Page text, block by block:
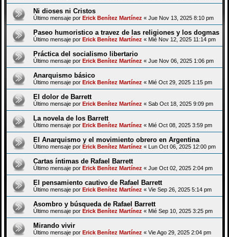
Ni dioses ni Cristos
Último mensaje por Erick Benítez Martínez « Jue Nov 13, 2025 8:10 pm
Paseo humoristico a travez de las religiones y los dogmas
Último mensaje por Erick Benítez Martínez « Mié Nov 12, 2025 11:14 pm
Práctica del socialismo libertario
Último mensaje por Erick Benítez Martínez « Jue Nov 06, 2025 1:06 pm
Anarquismo básico
Último mensaje por Erick Benítez Martínez « Mié Oct 29, 2025 1:15 pm
El dolor de Barrett
Último mensaje por Erick Benítez Martínez « Sab Oct 18, 2025 9:09 pm
La novela de los Barrett
Último mensaje por Erick Benítez Martínez « Mié Oct 08, 2025 3:59 pm
El Anarquismo y el movimiento obrero en Argentina
Último mensaje por Erick Benítez Martínez « Lun Oct 06, 2025 12:00 pm
Cartas íntimas de Rafael Barrett
Último mensaje por Erick Benítez Martínez « Jue Oct 02, 2025 2:04 pm
El pensamiento cautivo de Rafael Barrett
Último mensaje por Erick Benítez Martínez « Vie Sep 26, 2025 5:14 pm
Asombro y búsqueda de Rafael Barrett
Último mensaje por Erick Benítez Martínez « Mié Sep 10, 2025 3:25 pm
Mirando vivir
Último mensaje por Erick Benítez Martínez « Vie Ago 29, 2025 2:04 pm